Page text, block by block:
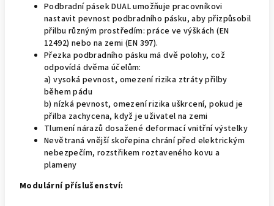
Podbradní pásek DUAL umožňuje pracovníkovi
nastavit pevnost podbradního pásku, aby přizpůsobil
přilbu různým prostředím: práce ve výškách (EN
12492) nebo na zemi (EN 397).
Přezka podbradního pásku má dvě polohy, což
odpovídá dvěma účelům:
a) vysoká pevnost, omezení rizika ztráty přilby
během pádu
b) nízká pevnost, omezení rizika uškrcení, pokud je
přilba zachycena, když je uživatel na zemi
Tlumení nárazů dosažené deformací vnitřní výstelky
Nevětraná vnější skořepina chrání před elektrickým
nebezpečím, rozstřikem roztaveného kovu a
plameny
Modulární příslušenství: